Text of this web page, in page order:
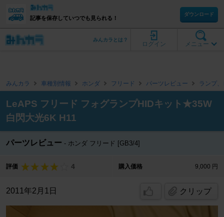
記事を保存していつでも見られる！
ダウンロード
メニュー
ログイン
みんカラとは？
みんカラ 車種別情報 ホンダ フリード パーツレビュー ランプ
LeAPS フリード フォグランプHIDキット★35W
白閃大光6K H11
パーツレビュー ホンダ フリード [GB3/4]
評価 4 購入価格 9,000 円
2011年2月1日 クリップ